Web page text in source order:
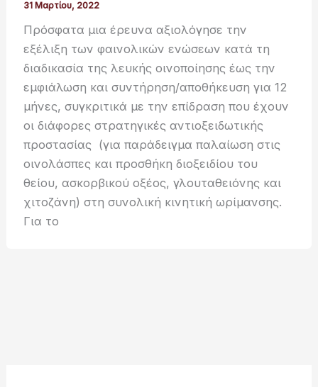
31 Μαρτίου, 2022
Πρόσφατα μια έρευνα αξιολόγησε την
εξέλιξη των φαινολικών ενώσεων κατά τη
διαδικασία της λευκής οινοποίησης έως την
εμφιάλωση και συντήρηση/αποθήκευση για 12
μήνες, συγκριτικά με την επίδραση που έχουν
οι διάφορες στρατηγικές αντιοξειδωτικής
προστασίας (για παράδειγμα παλαίωση στις
οινολάσπες και προσθήκη διοξειδίου του
θείου, ασκορβικού οξέος, γλουταθειόνης και
χιτοζάνη) στη συνολική κινητική ωρίμανσης.
Για το